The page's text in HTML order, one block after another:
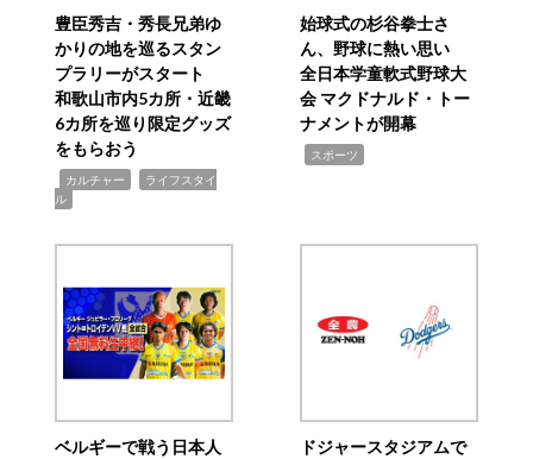
豊臣秀吉・秀長兄弟ゆ
かりの地を巡るスタン
プラリーがスタート
和歌山市内5カ所・近畿
6カ所を巡り限定グッズ
をもらおう
カルチャー
ライフスタイ
ル
始球式の杉谷拳士さ
ん、野球に熱い思い
全日本学童軟式野球大
会 マクドナルド・トー
ナメントが開幕
スポーツ
ベルギーで戦う日本人
ドジャースタジアムで